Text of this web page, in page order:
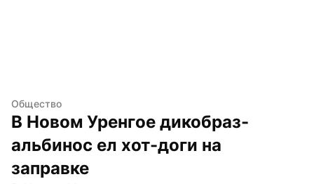
Общество
В Новом Уренгое дикобраз-
альбинос ел хот-доги на
заправке